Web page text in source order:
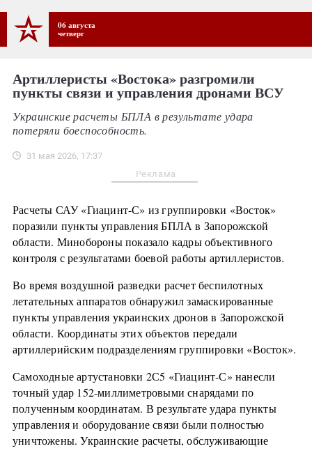
06 августа
четверг
Артиллеристы «Востока» разгромили
пункты связи и управления дронами ВСУ
Украинские расчеты БПЛА в результате удара
потеряли боеспособность.
31 мая 2026, 17:37
Реклама
Расчеты САУ «Гиацинт-С» из группировки «Восток»
поразили пункты управления БПЛА в Запорожской
области. Минобороны показало кадры объективного
контроля с результатами боевой работы артиллеристов.
Во время воздушной разведки расчет беспилотных
летательных аппаратов обнаружил замаскированные
пункты управления украинских дронов в Запорожской
области. Координаты этих объектов передали
артиллерийским подразделениям группировки «Восток».
Самоходные артустановки 2С5 «Гиацинт-С» нанесли
точный удар 152-миллиметровыми снарядами по
полученным координатам. В результате удара пункты
управления и оборудование связи были полностью
уничтожены. Украинские расчеты, обслуживающие